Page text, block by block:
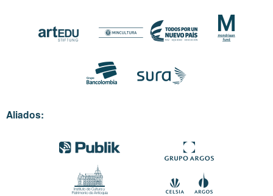
Aliados: